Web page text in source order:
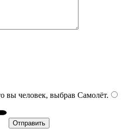
вы человек, выбрав Самолёт.